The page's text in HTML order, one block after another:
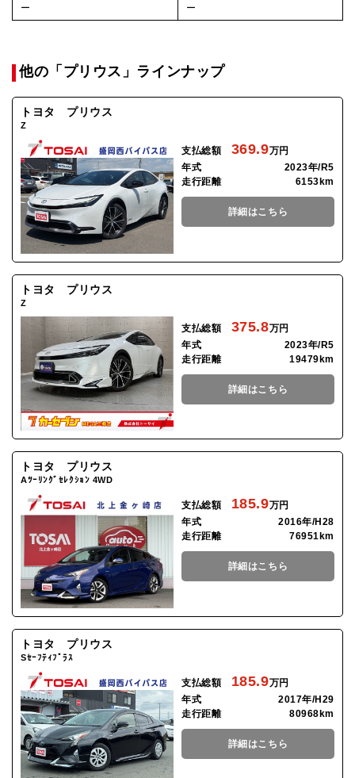
ー ー
他の「プリウス」ラインナップ
トヨタ プリウス
Z
支払総額 369.9万円
年式
2023年/R5
走行距離
6153km
詳細はこちら
トヨタ プリウス
Z
支払総額 375.8万円
年式
2023年/R5
走行距離
19479km
詳細はこちら
トヨタ プリウス
Aﾂｰﾘﾝｸﾞｾﾚｸｼｮﾝ 4WD
支払総額 185.9万円
年式
2016年/H28
走行距離
76951km
詳細はこちら
トヨタ プリウス
Sｾｰﾌﾃｨﾌﾟﾗｽ
支払総額 185.9万円
年式
2017年/H29
走行距離
80968km
詳細はこちら